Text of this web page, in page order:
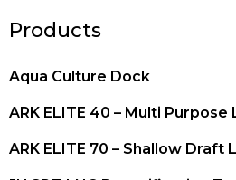
Products
Aqua Culture Dock
ARK ELITE 40 – Multi
ARK ELITE 70 – Shallow Draft